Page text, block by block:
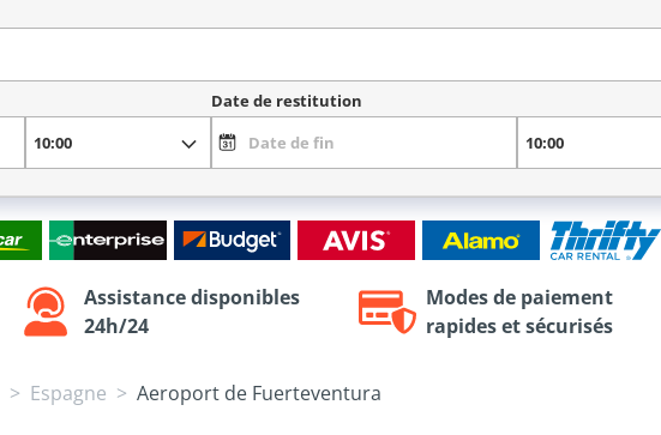
Date de restitution
Assistance disponibles
24h/24
Modes de paiement
rapides et sécurisés
Espagne Aeroport de Fuerteventura